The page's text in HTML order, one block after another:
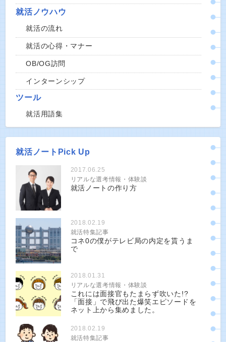
就活ノウハウ
就活の流れ
就活の心得・マナー
OB/OG訪問
インターンシップ
ツール
就活用語集
就活ノートPick Up
2017.06.25
リアルな選考情報・体験談
就活ノートの作り方
2018.02.19
就活特集記事
コネ0の僕がテレビ局の内定を貰うま
で
2018.01.31
リアルな選考情報・体験談
これには面接官もたまらず吹いた!?
「面接」で飛び出た爆笑エピソードを
ネット上から集めました。
2018.02.19
就活特集記事